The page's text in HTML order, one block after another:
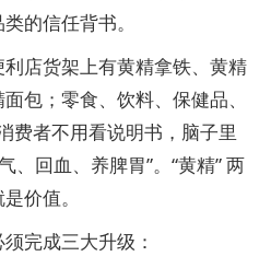
的信任背书。
店货架上有黄精拿铁、黄精
包；零食、饮料、保健品、
者不用看说明书，脑子里
、回血、养脾胃”。“黄精” 两
价值。
完成三大升级：